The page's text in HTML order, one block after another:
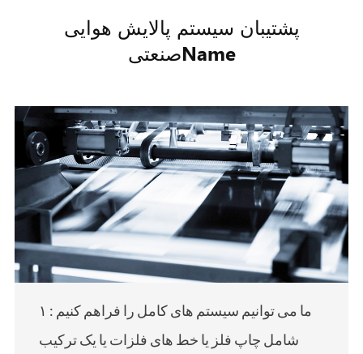
پشتیبان سیستم پالایش هوایی
صنعتیName
۱ : ما می توانیم سیستم های کامل را فراهم کنیم
شامل چاپ فلز یا خط های فلزات یا یک ترکیب